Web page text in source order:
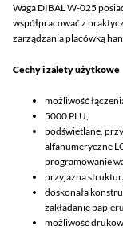
Waga DIBAL W-025
współpracować z
zarządzania placówką
Cechy i zalety użytkowe
możliwość
5000 PLU,
podświetlane,
alfanumeryczne
programowanie
przyjazna
doskonała
zakładanie papieru,
możliwość